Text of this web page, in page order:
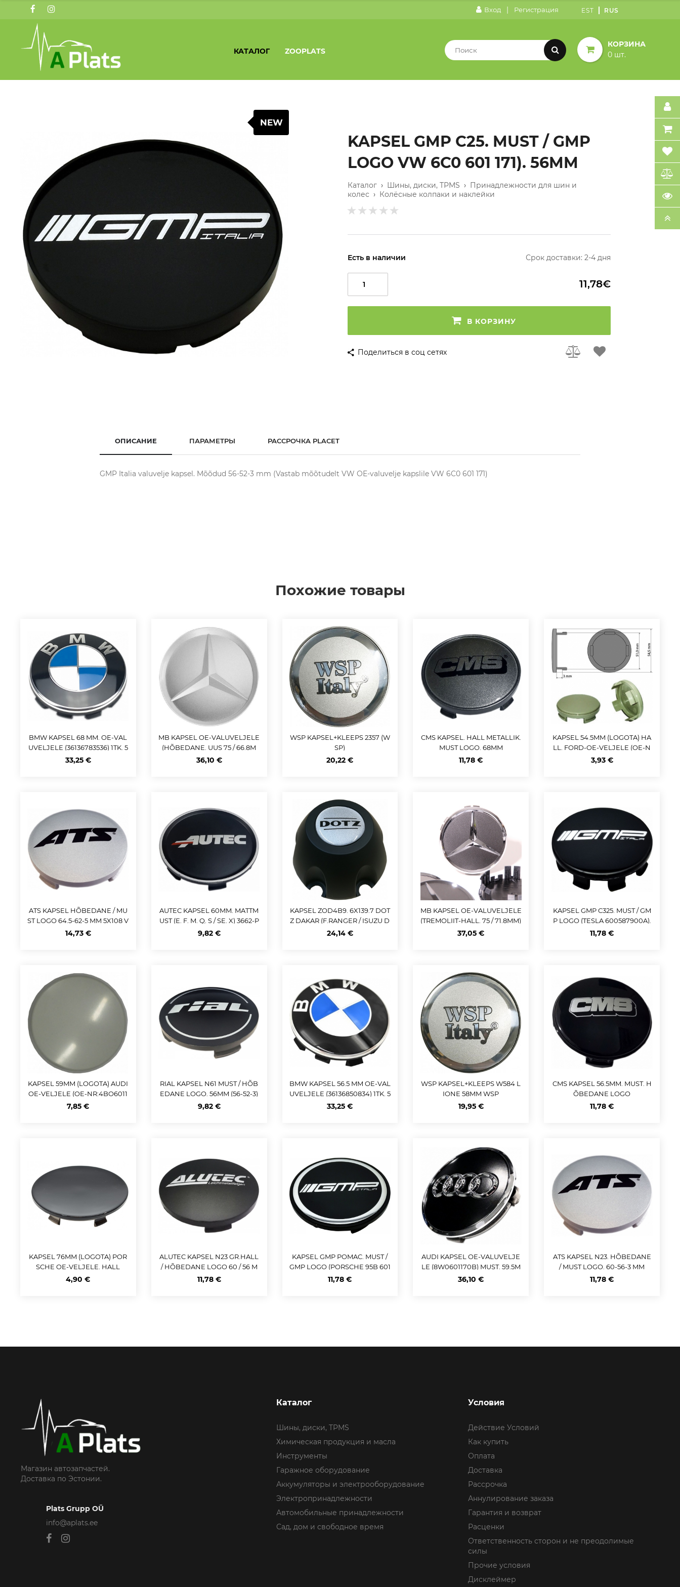
Вход | Регистрация EST RUS
КАТАЛОГ ZOOPLATS
КОРЗИНА
0 шт.
NEW
KAPSEL GMP C25. MUST / GMP
LOGO VW 6C0 601 171). 56MM
Каталог › Шины, диски, TPMS › Принадлежности для шин и
колес › Колёсные колпаки и наклейки
Есть в наличии Срок доставки: 2-4 дня
11,78€
В КОРЗИНУ
Поделиться в соц сетях
ОПИСАНИЕ ПАРАМЕТРЫ РАССРОЧКА PLACET
GMP Italia valuvelje kapsel. Mõõdud 56-52-3 mm (Vastab mõõtudelt VW OE-valuvelje kapslile VW 6C0 601 171)
Похожие товары
BMW KAPSEL 68 MM. OE-VAL
UVELJELE (36136783536) 1TK. 5
X120 VELGEDELE
33,25 €
MB KAPSEL OE-VALUVELJELE
(HÕBEDANE. UUS 75 / 66.8M
M) OE:A0004003800 9715
36,10 €
WSP KAPSEL+KLEEPS 2357 (W
SP)
20,22 €
CMS KAPSEL. HALL METALLIK.
MUST LOGO. 68MM
11,78 €
KAPSEL 54.5MM (LOGOTA) HA
LL. FORD-OE-VELJELE (OE-N
R:6M21-1003-AA)
3,93 €
ATS KAPSEL HÕBEDANE / MU
ST LOGO 64.5-62-5 MM 5X108 V
OLVO VELJELE
14,73 €
AUTEC KAPSEL 60MM. MATTM
UST (E. F. M. Q. S / SE. X) 3662-P
E
9,82 €
KAPSEL ZOD4B9. 6X139.7 DOT
Z DAKAR (F.RANGER / ISUZU D
-MAX) 75MM
24,14 €
MB KAPSEL OE-VALUVELJELE
(TREMOLIIT-HALL. 75 / 71.8MM)
MB OE:A00040027009130
37,05 €
KAPSEL GMP C325. MUST / GM
P LOGO (TESLA 600587900A).
58MM
11,78 €
KAPSEL 59MM (LOGOTA) AUDI
OE-VELJELE (OE-NR:4BO6011
70) 59.5 MM
7,85 €
RIAL KAPSEL N61 MUST / HÕB
EDANE LOGO. 56MM (56-52-3)
9,82 €
BMW KAPSEL 56.5 MM OE-VAL
UVELJELE (36136850834) 1TK. 5
X112 VELGEDELE
33,25 €
WSP KAPSEL+KLEEPS W584 L
IONE 58MM WSP
19,95 €
CMS KAPSEL 56.5MM. MUST. H
ÕBEDANE LOGO
11,78 €
KAPSEL 76MM (LOGOTA) POR
SCHE OE-VELJELE. HALL
4,90 €
ALUTEC KAPSEL N23 GR.HALL
/ HÕBEDANE LOGO 60 / 56 M
M
11,78 €
KAPSEL GMP POMAC. MUST /
GMP LOGO (PORSCHE 95B 601
150 A). 65MM
11,78 €
AUDI KAPSEL OE-VALUVELJE
LE (8W0601170B) MUST. 59.5M
M
36,10 €
ATS KAPSEL N23. HÕBEDANE
/ MUST LOGO. 60-56-3 MM
11,78 €
Магазин автозапчастей.
Доставка по Эстонии.
Plats Grupp OÜ
info@aplats.ee
Каталог
Шины, диски, TPMS
Химическая продукция и масла
Инструменты
Гаражное оборудование
Аккумуляторы и электрооборудование
Электропринадлежности
Автомобильные принадлежности
Сад, дом и свободное время
Условия
Действие Условий
Как купить
Оплата
Доставка
Рассрочка
Аннулирование заказа
Гарантия и возврат
Расценки
Ответственность сторон и не преодолимые
силы
Прочие условия
Дисклеймер